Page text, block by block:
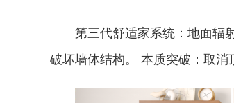
第三代舒适家系统：地面辐
破坏墙体结构。 本质突破：取消